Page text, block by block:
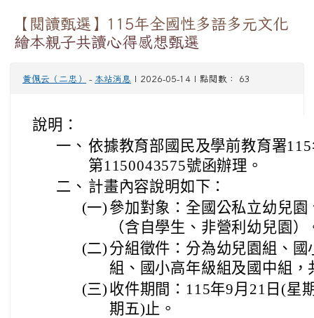
【閱讀甄選】115年全國性多語多元文化
繪本親子共讀心得感想甄選
黃佩云（二忠） - 本站消息 | 2026-05-14 | 點閱數： 63
說明：
一、 依據教育部國民及學前教育署
第1150043575號函辦理。
二、 計畫內容說明如下：
(一) 參加對象：全國公私立幼兒
（含自學生、非營利幼兒園）
(二) 分組徵件：分為幼兒園組、
組、國小高年級組及國中組，
(三) 收件期間：115年9月21日(星
期五)止。